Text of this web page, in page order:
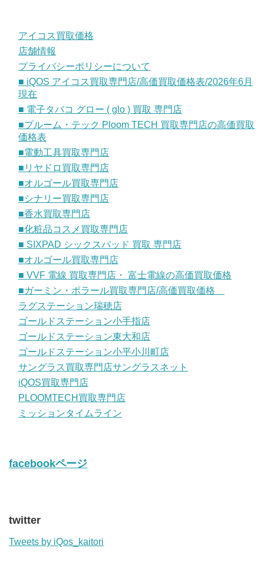
アイコス買取価格
店舗情報
プライバシーポリシーについて
■ iQOS アイコス買取専門店/高価買取価格表/2026年6月
現在
■ 電子タバコ グロー ( glo ) 買取 専門店
■プルーム・テック Ploom TECH 買取専門店の高価買取
価格表
■電動工具買取専門店
■リヤドロ買取専門店
■オルゴール買取専門店
■シナリー買取専門店
■香水買取専門店
■化粧品コスメ買取専門店
■ SIXPAD シックスパッド 買取 専門店
■オルゴール買取専門店
■ VVF 電線 買取専門店・ 富士電線の高価買取価格
■ガーミン・ポラール買取専門店/高価買取価格
ラグステーション瑞穂店
ゴールドステーション小手指店
ゴールドステーション東大和店
ゴールドステーション小平小川町店
サングラス買取専門店サングラスネット
iQOS買取専門店
PLOOMTECH買取専門店
ミッションタイムライン
facebookページ
twitter
Tweets by iQos_kaitori